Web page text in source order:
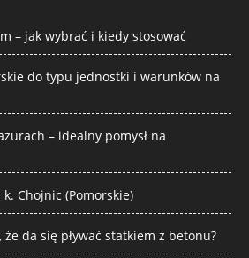
– jak wybrać i kiedy stosować
do typu jednostki i warunków na
– idealny pomysł na
Chojnic (Pomorskie)
że da się pływać statkiem z betonu?